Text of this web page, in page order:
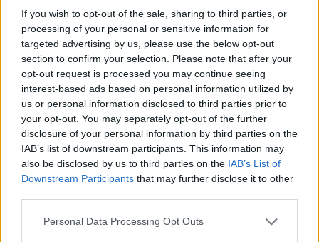
If you wish to opt-out of the sale, sharing to third parties, or
processing of your personal or sensitive information for
targeted advertising by us, please use the below opt-out
section to confirm your selection. Please note that after your
opt-out request is processed you may continue seeing
interest-based ads based on personal information utilized by
us or personal information disclosed to third parties prior to
your opt-out. You may separately opt-out of the further
disclosure of your personal information by third parties on the
IAB’s list of downstream participants. This information may
also be disclosed by us to third parties on the IAB’s List of
Downstream Participants that may further disclose it to other
Personal Data Processing Opt Outs
τα παιδιά του γιατί «ήταν
αρρωστιάρικα»
20 Οκτωβρίου 2025 20:25